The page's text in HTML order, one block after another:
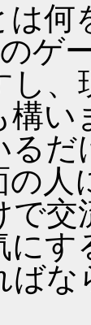
何
ゲ
し、
構い
るだ
人
で
にす
ば